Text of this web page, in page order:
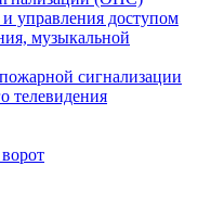
управления доступом
музыкальной
сигнализации
телевидения